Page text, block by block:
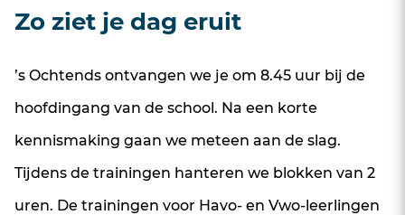
Zo ziet je dag eruit
’s Ochtends ontvangen we je om 8.45 uur bij de
hoofdingang van de school. Na een korte
kennismaking gaan we meteen aan de slag.
Tijdens de trainingen hanteren we blokken van 2
uren. De trainingen voor Havo- en Vwo-leerlingen